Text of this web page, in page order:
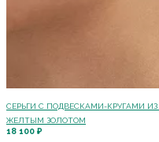
СЕРЬГИ С ПОДВЕСКАМИ-КРУГАМИ
ЖЕЛТЫМ ЗОЛОТОМ
18 100 ₽